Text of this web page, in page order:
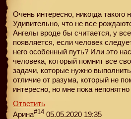
Очень интересно, никогда такого
Удивительно, что не все
Ангелы вроде бы считается, у
появляется, если человек
него особенный путь? Или это
человека, который помнит все
задачи, которые нужно
отличие от разума, который не
интересно, но мне пока непонятно
Ответить
Арина#14 05.05.2020 19:35